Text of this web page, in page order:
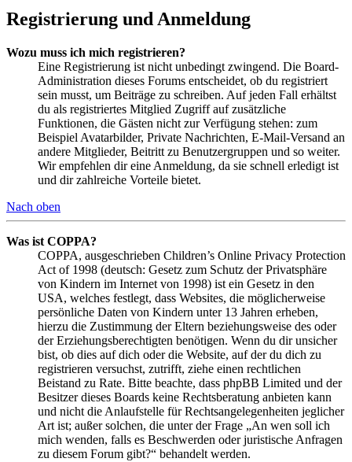
Registrierung und Anmeldung
Wozu muss ich mich registrieren?
Eine Registrierung ist nicht unbedingt zwingend. Die Board-
Administration dieses Forums entscheidet, ob du registriert
sein musst, um Beiträge zu schreiben. Auf jeden Fall erhältst
du als registriertes Mitglied Zugriff auf zusätzliche
Funktionen, die Gästen nicht zur Verfügung stehen: zum
Beispiel Avatarbilder, Private Nachrichten, E-Mail-Versand an
andere Mitglieder, Beitritt zu Benutzergruppen und so weiter.
Wir empfehlen dir eine Anmeldung, da sie schnell erledigt ist
und dir zahlreiche Vorteile bietet.
Nach oben
Was ist COPPA?
COPPA, ausgeschrieben Children’s Online Privacy Protection
Act of 1998 (deutsch: Gesetz zum Schutz der Privatsphäre
von Kindern im Internet von 1998) ist ein Gesetz in den
USA, welches festlegt, dass Websites, die möglicherweise
persönliche Daten von Kindern unter 13 Jahren erheben,
hierzu die Zustimmung der Eltern beziehungsweise des oder
der Erziehungsberechtigten benötigen. Wenn du dir unsicher
bist, ob dies auf dich oder die Website, auf der du dich zu
registrieren versuchst, zutrifft, ziehe einen rechtlichen
Beistand zu Rate. Bitte beachte, dass phpBB Limited und der
Besitzer dieses Boards keine Rechtsberatung anbieten kann
und nicht die Anlaufstelle für Rechtsangelegenheiten jeglicher
Art ist; außer solchen, die unter der Frage „An wen soll ich
mich wenden, falls es Beschwerden oder juristische Anfragen
zu diesem Forum gibt?“ behandelt werden.